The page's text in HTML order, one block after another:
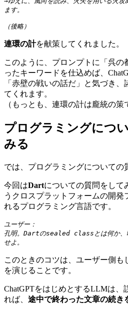
ます。
（後略）
連環の計を献策してくれました。
このように、プロンプトに「呉の
ったキーワードを仕込めば、
「赤壁の戦いの話だ」と気づき
てくれます。
（もっとも、連環の計は龐統の
プログラミングにつ
みる
では、プログラミングについての
今回はDartについての質問をして
うクロスプラットフォームの開発
れるプログラミング言語です。
ユーザー：
孔明。Dartのsealed classとは何か、
せよ。
このときのコツは、ユーザー側も
を演じることです。
ChatGPTをはじめとするLLMは、
れば、 途中で終わった文章の続き